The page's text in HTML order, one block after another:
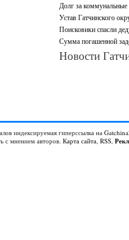
Долг за коммунальные
Устав Гатчинского
Поисковики спасли
Сумма погашенной
Новости
индексируемая гиперссылка на
с мнением авторов. Карта сайта, RSS,